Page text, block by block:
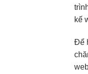
kế
Để